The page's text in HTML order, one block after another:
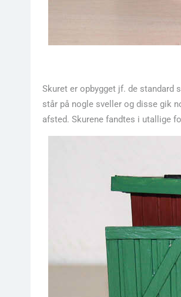
Skuret er opbygget jf. de standard
står på nogle sveller og disse gik
afsted. Skurene fandtes i utallige